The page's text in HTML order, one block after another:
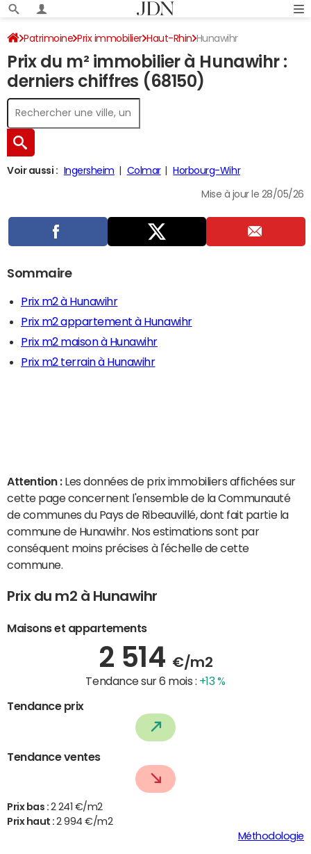
Patrimoine Prix immobilier Haut-Rhin Hunawihr
Prix du m² immobilier à Hunawihr :
derniers chiffres (68150)
Voir aussi : Ingersheim Colmar Horbourg-Wihr
Mise à jour le 28/05/26
Sommaire
Prix m2 à Hunawihr
Prix m2 appartement à Hunawihr
Prix m2 maison à Hunawihr
Prix m2 terrain à Hunawihr
Attention : Les données de prix immobiliers affichées sur
cette page concernent l'ensemble de la Communauté
de communes du Pays de Ribeauvillé, dont fait partie la
commune de Hunawihr. Nos estimations sont par
conséquent moins précises à l'échelle de cette
commune.
Prix du m2 à Hunawihr
Maisons et appartements
2 514 €/m2
Tendance sur 6 mois : +13 %
Tendance prix
Tendance ventes
Prix bas : 2 241 €/m2
Prix haut :2 994 €/m2
Méthodologie